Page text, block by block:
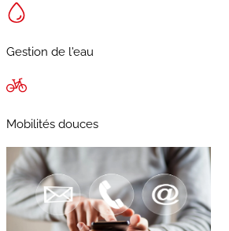
Gestion de l'eau
Mobilités douces